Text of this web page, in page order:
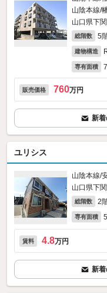
山陰本線/
山口県下
総階数 5
建物構造
専有面積
販売価格 760万円
新
ユリシス
山陰本線/
山口県下
総階数 2
専有面積
賃料 4.8万円
新